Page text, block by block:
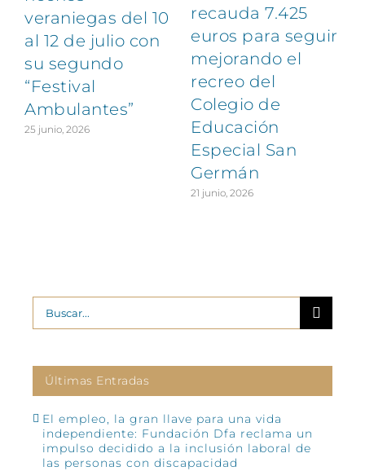
veraniegas del 10
al 12 de julio con
su segundo
“Festival
Ambulantes”
25 junio, 2026
recauda 7.425
euros para seguir
mejorando el
recreo del
Colegio de
Educación
Especial San
Germán
21 junio, 2026
Buscar:
Últimas Entradas
El empleo, la gran llave para una vida
independiente: Fundación Dfa reclama un
impulso decidido a la inclusión laboral de
las personas con discapacidad